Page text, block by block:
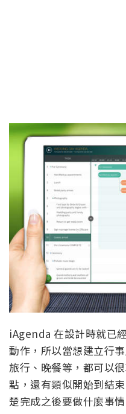
iAgenda 在設計時就已
動作，所以當想建立行
旅行、晚餐等，都可以
點，還有類似開始到結
楚完成之後要做什麼事情